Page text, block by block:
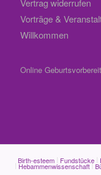
Vertrag widerrufen
Vorträge &
Willkommen
Online
Birth-esteem Fundstücke
Hebammenwissenschaft